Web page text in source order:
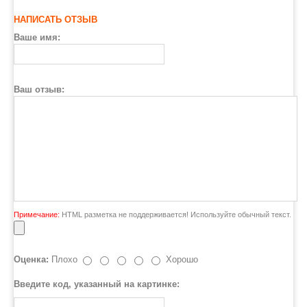
НАПИСАТЬ ОТЗЫВ
Ваше имя:
Ваш отзыв:
Примечание: HTML разметка не поддерживается! Используйте обычный текст.
Оценка: Плохо Хорошо
Введите код, указанный на картинке: